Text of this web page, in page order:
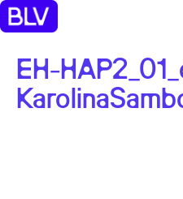
EH-